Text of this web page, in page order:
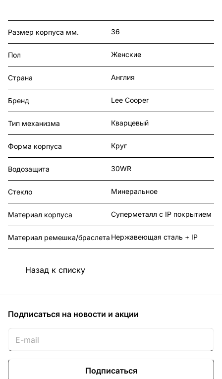
Размер корпуса мм. 36
Пол Женские
Страна Англия
Бренд Lee Cooper
Тип механизма Кварцевый
Форма корпуса Круг
Водозащита 30WR
Стекло Минеральное
Материал корпуса Суперметалл с IP покрытием
Материал ремешка/браслета Нержавеющая сталь + IP
Назад к списку
Подписаться на новости и акции
Подписаться